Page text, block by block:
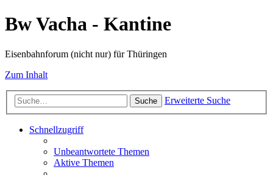
Bw Vacha - Kantine
Eisenbahnforum (nicht nur) für Thüringen
Zum Inhalt
Suche Erweiterte Suche
Schnellzugriff
Unbeantwortete Themen
Aktive Themen